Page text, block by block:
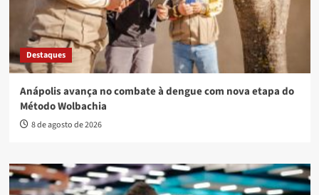
Destaques
Anápolis avança no combate à dengue com nova etapa do
Método Wolbachia
8 de agosto de 2026